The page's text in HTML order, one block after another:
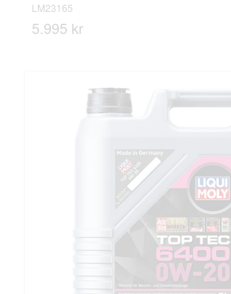
LM23165
5.995 kr